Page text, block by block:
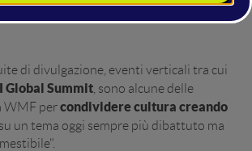
sul tema dell'Intelligenza
di divulgazione, eventi verticali tra cui
Global Summit , sono alcune delle
WMF percondividere cultura creando
su un tema oggi sempre più dibattuto ma